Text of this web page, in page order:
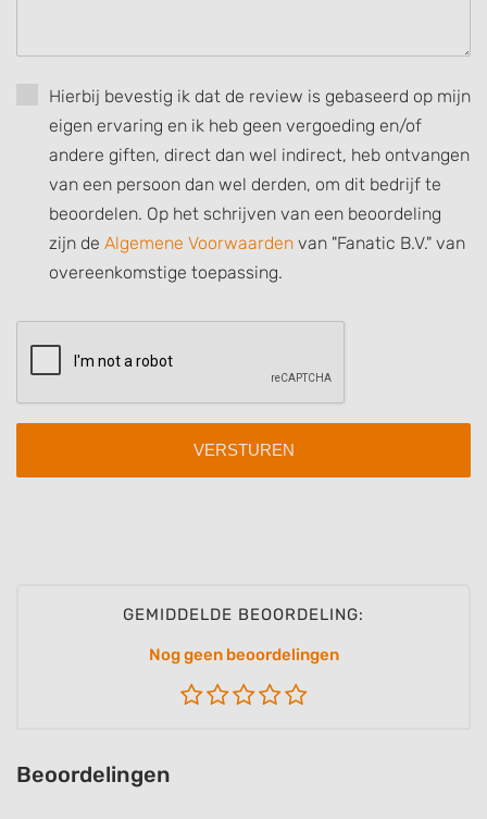
Hierbij bevestig ik dat de review is gebaseerd op mijn
eigen ervaring en ik heb geen vergoeding en/of
andere giften, direct dan wel indirect, heb ontvangen
van een persoon dan wel derden, om dit bedrijf te
beoordelen. Op het schrijven van een beoordeling
zijn de Algemene Voorwaarden van "Fanatic B.V." van
overeenkomstige toepassing.
GEMIDDELDE BEOORDELING:
Nog geen beoordelingen
Beoordelingen
or combinations of data from different
sources
Develop and improve services
Use limited data to select content
Use precise geolocation data
Non-IAB processing purposes:
Necessary